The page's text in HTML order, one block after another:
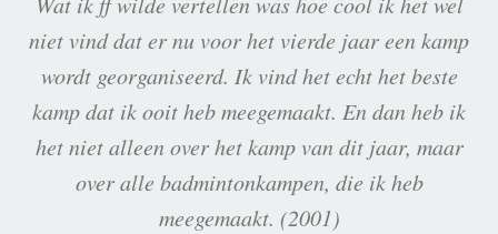
niet vind dat er nu voor het vierde jaar een kamp
wordt georganiseerd. Ik vind het echt het beste
kamp dat ik ooit heb meegemaakt. En dan heb ik
het niet alleen over het kamp van dit jaar, maar
over alle badmintonkampen, die ik heb
meegemaakt. (2001)